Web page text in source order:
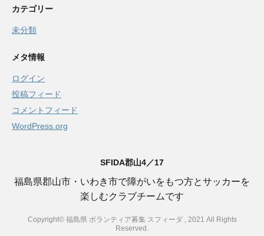
カテゴリー
未分類
メタ情報
ログイン
投稿フィード
コメントフィード
WordPress.org
SFIDA郡山4／17
福島県郡山市・いわき市で障がいをもつ方とサッカーを
楽しむクラブチームです
Copyright© 福島県 ボランティア募集 スフィーダ , 2021 All Rights
Reserved.